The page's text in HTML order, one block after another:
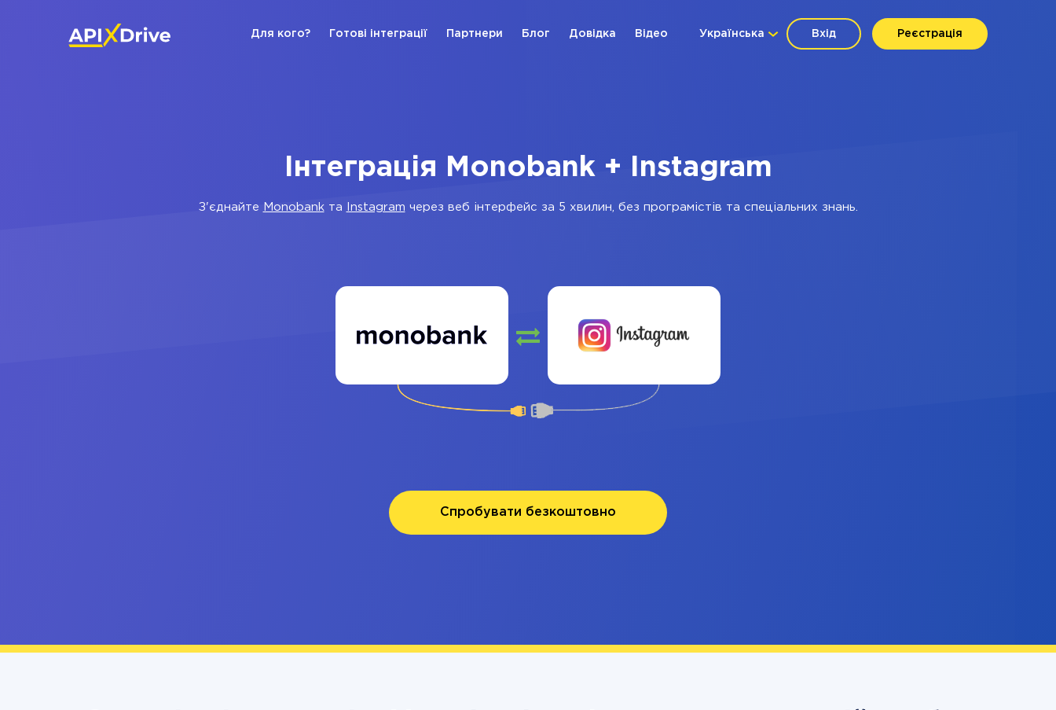
Вхід Реєстрація
Українська
Для кого? Готові інтеграції Партнери Блог Довідка Відео
Інтеграція Monobank + Instagram
З'єднайте Monobankта Instagram через веб інтерфейс за 5 хвилин, без програмістів та спеціальних знань.
Спробувати безкоштовно